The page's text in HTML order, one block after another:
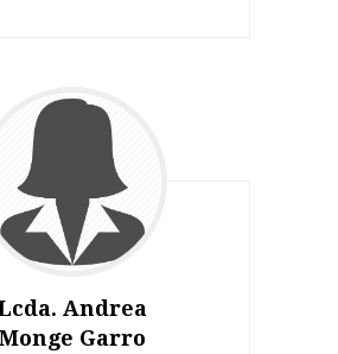
Andrea
Monge Garro